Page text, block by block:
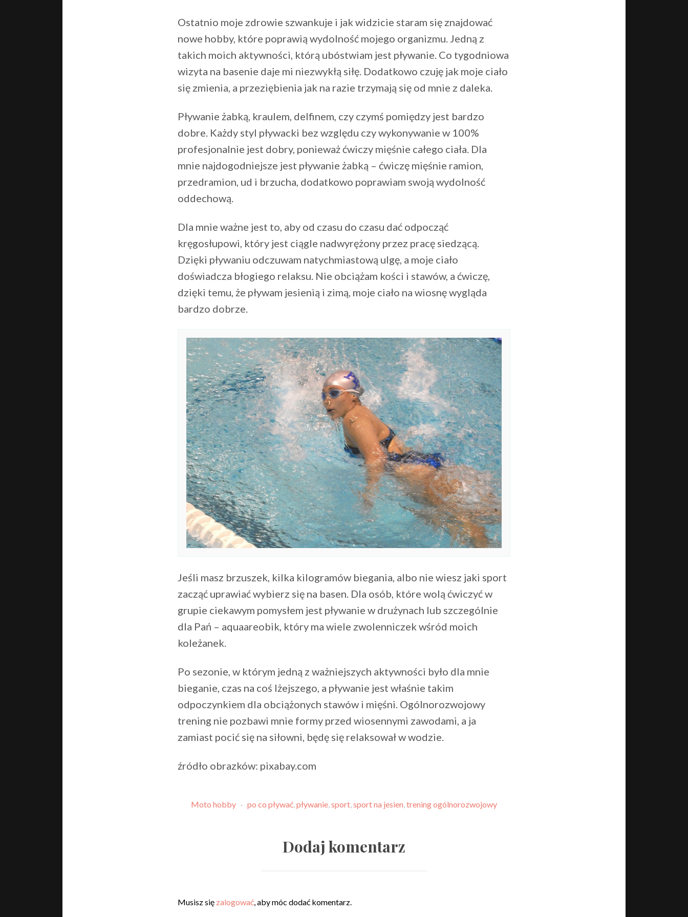
Ostatnio moje zdrowie szwankuje i jak widzicie staram się znajdować
nowe hobby, które poprawią wydolność mojego organizmu. Jedną z
takich moich aktywności, którą ubóstwiam jest pływanie. Co tygodniowa
wizyta na basenie daje mi niezwykłą siłę. Dodatkowo czuję jak moje ciało
się zmienia, a przeziębienia jak na razie trzymają się od mnie z daleka.
Pływanie żabką, kraulem, delfinem, czy czymś pomiędzy jest bardzo
dobre. Każdy styl pływacki bez względu czy wykonywanie w 100%
profesjonalnie jest dobry, ponieważ ćwiczy mięśnie całego ciała. Dla
mnie najdogodniejsze jest pływanie żabką – ćwiczę mięśnie ramion,
przedramion, ud i brzucha, dodatkowo poprawiam swoją wydolność
oddechową.
Dla mnie ważne jest to, aby od czasu do czasu dać odpocząć
kręgosłupowi, który jest ciągle nadwyrężony przez pracę siedzącą.
Dzięki pływaniu odczuwam natychmiastową ulgę, a moje ciało
doświadcza błogiego relaksu. Nie obciążam kości i stawów, a ćwiczę,
dzięki temu, że pływam jesienią i zimą, moje ciało na wiosnę wygląda
bardzo dobrze.
Jeśli masz brzuszek, kilka kilogramów biegania, albo nie wiesz jaki sport
zacząć uprawiać wybierz się na basen. Dla osób, które wolą ćwiczyć w
grupie ciekawym pomysłem jest pływanie w drużynach lub szczególnie
dla Pań – aquaareobik, który ma wiele zwolenniczek wśród moich
koleżanek.
Po sezonie, w którym jedną z ważniejszych aktywności było dla mnie
bieganie, czas na coś lżejszego, a pływanie jest właśnie takim
odpoczynkiem dla obciążonych stawów i mięśni. Ogólnorozwojowy
trening nie pozbawi mnie formy przed wiosennymi zawodami, a ja
zamiast pocić się na siłowni, będę się relaksował w wodzie.
źródło obrazków: pixabay.com
Moto hobby · po co pływać,pływanie,sport,sport na jesien,trening ogólnorozwojowy
Dodaj komentarz
Musisz się zalogować, aby móc dodać komentarz.